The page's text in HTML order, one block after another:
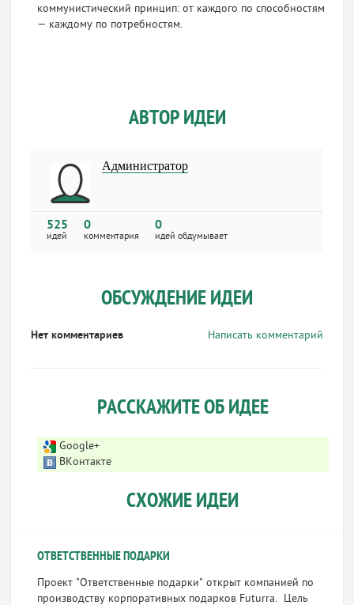
коммунистический принцип: от каждого по способностям
— каждому по потребностям.
АВТОР ИДЕИ
Администратор
525
идей
0
комментария
0
идей обдумывает
ОБСУЖДЕНИЕ ИДЕИ
Написать комментарий
Нет комментариев
РАССКАЖИТЕ ОБ ИДЕЕ
Google+
ВКонтакте
СХОЖИЕ ИДЕИ
ОТВЕТСТВЕННЫЕ ПОДАРКИ
Проект "Ответственные подарки" открыт компанией по
производству корпоративных подарков Futurra. Цель